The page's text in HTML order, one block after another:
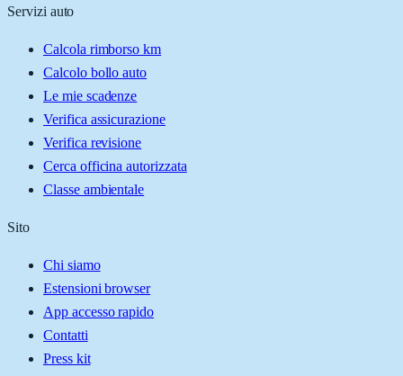
Servizi auto
Calcola rimborso km
Calcolo bollo auto
Le mie scadenze
Verifica assicurazione
Verifica revisione
Cerca officina autorizzata
Classe ambientale
Sito
Chi siamo
Estensioni browser
App accesso rapido
Contatti
Press kit